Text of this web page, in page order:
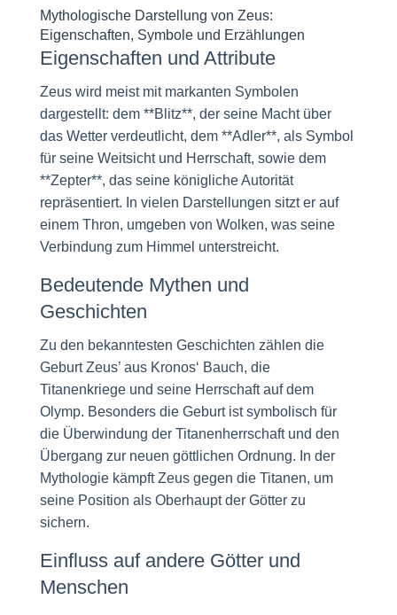
Mythologische Darstellung von Zeus:
Eigenschaften, Symbole und Erzählungen
Eigenschaften und Attribute
Zeus wird meist mit markanten Symbolen
dargestellt: dem **Blitz**, der seine Macht über
das Wetter verdeutlicht, dem **Adler**, als Symbol
für seine Weitsicht und Herrschaft, sowie dem
**Zepter**, das seine königliche Autorität
repräsentiert. In vielen Darstellungen sitzt er auf
einem Thron, umgeben von Wolken, was seine
Verbindung zum Himmel unterstreicht.
Bedeutende Mythen und
Geschichten
Zu den bekanntesten Geschichten zählen die
Geburt Zeus’ aus Kronos‘ Bauch, die
Titanenkriege und seine Herrschaft auf dem
Olymp. Besonders die Geburt ist symbolisch für
die Überwindung der Titanenherrschaft und den
Übergang zur neuen göttlichen Ordnung. In der
Mythologie kämpft Zeus gegen die Titanen, um
seine Position als Oberhaupt der Götter zu
sichern.
Einfluss auf andere Götter und
Menschen